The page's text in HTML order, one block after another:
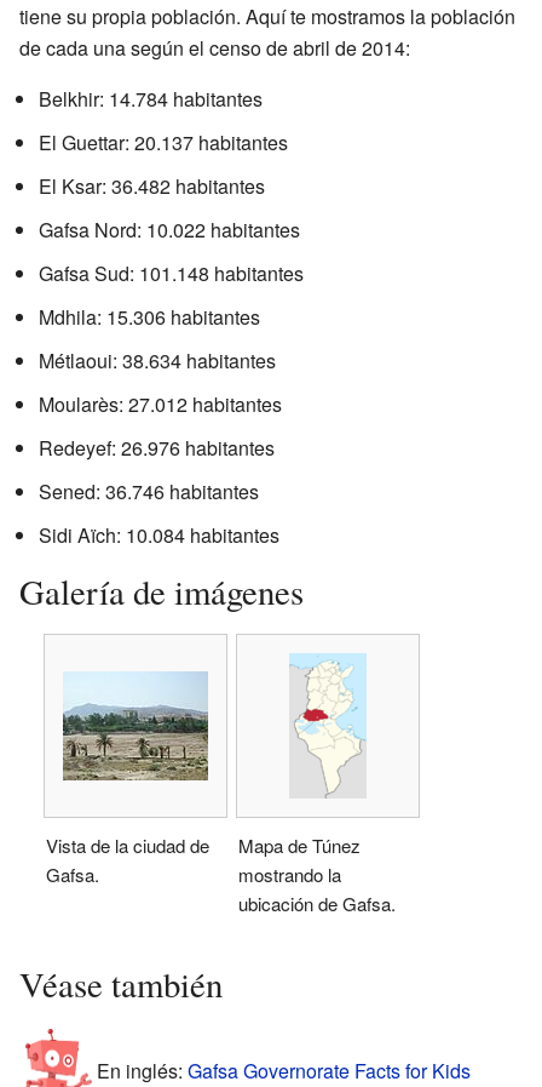
tiene su propia población. Aquí te mostramos la población
de cada una según el censo de abril de 2014:
Belkhir: 14.784 habitantes
El Guettar: 20.137 habitantes
El Ksar: 36.482 habitantes
Gafsa Nord: 10.022 habitantes
Gafsa Sud: 101.148 habitantes
Mdhila: 15.306 habitantes
Métlaoui: 38.634 habitantes
Moularès: 27.012 habitantes
Redeyef: 26.976 habitantes
Sened: 36.746 habitantes
Sidi Aïch: 10.084 habitantes
Galería de imágenes
Vista de la ciudad de
Gafsa.
Mapa de Túnez
mostrando la
ubicación de Gafsa.
Véase también
En inglés: Gafsa Governorate Facts for Kids